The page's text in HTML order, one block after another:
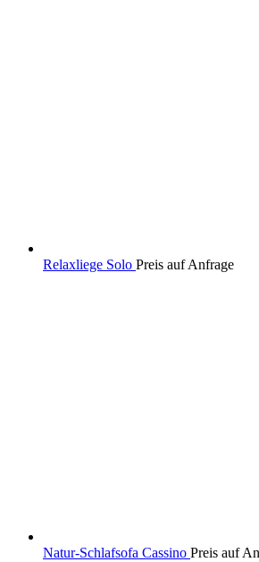
Relaxliege Solo Preis auf Anfrage
Natur-Schlafsofa Cassino Preis auf